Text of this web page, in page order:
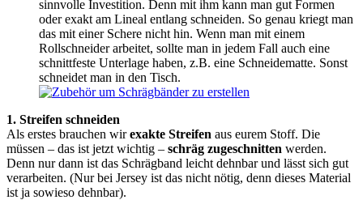
sinnvolle Investition. Denn mit ihm kann man gut Formen
oder exakt am Lineal entlang schneiden. So genau kriegt man
das mit einer Schere nicht hin. Wenn man mit einem
Rollschneider arbeitet, sollte man in jedem Fall auch eine
schnittfeste Unterlage haben, z.B. eine Schneidematte. Sonst
schneidet man in den Tisch.
1. Streifen schneiden
Als erstes brauchen wirexakte Streifen aus eurem Stoff. Die
müssen – das ist jetzt wichtig – schräg zugeschnitten werden.
Denn nur dann ist das Schrägband leicht dehnbar und lässt sich gut
verarbeiten. (Nur bei Jersey ist das nicht nötig, denn dieses Material
ist ja sowieso dehnbar).